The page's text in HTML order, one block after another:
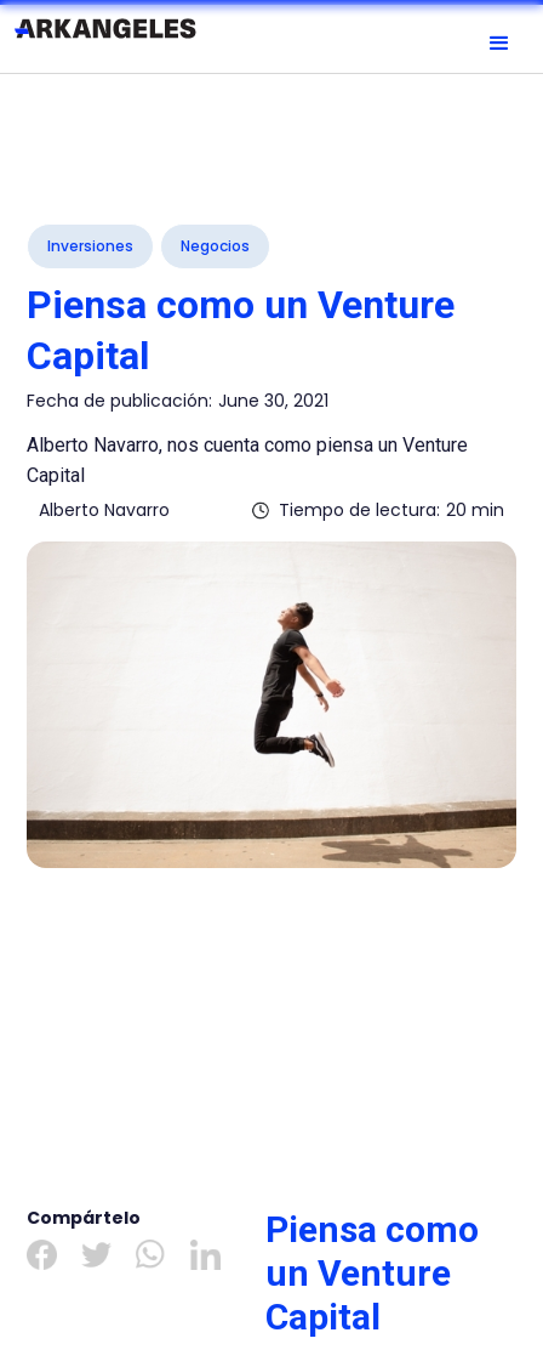
Inversiones Negocios
Piensa como un Venture
Capital
Fecha de publicación: June 30, 2021
Alberto Navarro, nos cuenta como piensa un Venture
Capital
Alberto Navarro Tiempo de lectura: 20 min
Compártelo
Piensa como
un Venture
Capital